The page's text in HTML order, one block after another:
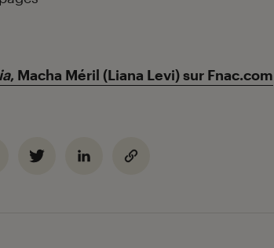
, Macha Méril (Liana Levi) sur Fnac.com